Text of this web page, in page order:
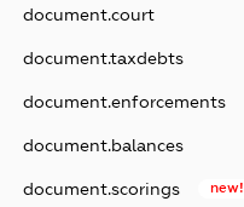
document.court
document.taxdebts
document.enforcements
document.balances
document.scorings new!